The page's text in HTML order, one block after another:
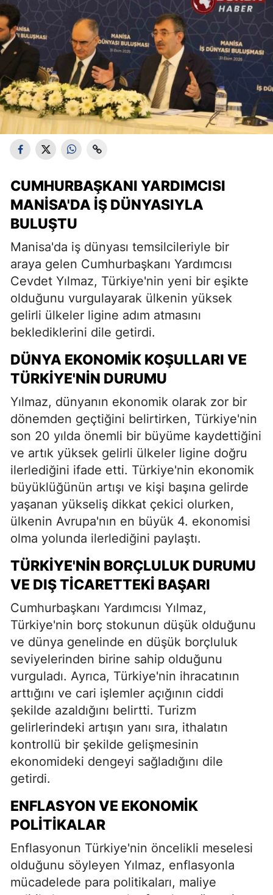
CUMHURBAŞKANI YARDIMCISI
MANISA'DA İŞ DÜNYASIYLA
BULUŞTU
Manisa'da iş dünyası temsilcileriyle bir
araya gelen Cumhurbaşkanı Yardımcısı
Cevdet Yılmaz, Türkiye'nin yeni bir eşikte
olduğunu vurgulayarak ülkenin yüksek
gelirli ülkeler ligine adım atmasını
beklediklerini dile getirdi.
DÜNYA EKONOMIK KOŞULLARI VE
TÜRKIYE'NIN DURUMU
Yılmaz, dünyanın ekonomik olarak zor bir
dönemden geçtiğini belirtirken, Türkiye'nin
son 20 yılda önemli bir büyüme kaydettiğini
ve artık yüksek gelirli ülkeler ligine doğru
ilerlediğini ifade etti. Türkiye'nin ekonomik
büyüklüğünün artışı ve kişi başına gelirde
yaşanan yükseliş dikkat çekici olurken,
ülkenin Avrupa'nın en büyük 4. ekonomisi
olma yolunda ilerlediğini paylaştı.
TÜRKIYE'NIN BORÇLULUK DURUMU
VE DIŞ TICARETTEKI BAŞARI
Cumhurbaşkanı Yardımcısı Yılmaz,
Türkiye'nin borç stokunun düşük olduğunu
ve dünya genelinde en düşük borçluluk
seviyelerinden birine sahip olduğunu
vurguladı. Ayrıca, Türkiye'nin ihracatının
arttığını ve cari işlemler açığının ciddi
şekilde azaldığını belirtti. Turizm
gelirlerindeki artışın yanı sıra, ithalatın
kontrollü bir şekilde gelişmesinin
ekonomideki dengeyi sağladığını dile
getirdi.
ENFLASYON VE EKONOMIK
POLITIKALAR
Enflasyonun Türkiye'nin öncelikli meselesi
olduğunu söyleyen Yılmaz, enflasyonla
mücadelede para politikaları, maliye